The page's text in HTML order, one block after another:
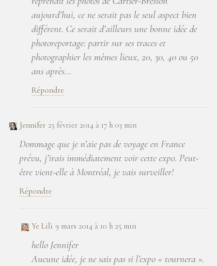
aujourd’hui, ce ne serait pas le seul aspect bien
différent. Ce serait d’ailleurs une bonne idée de
photoreportage: partir sur ses traces et
photographier les mêmes lieux, 20, 30, 40 ou 50
ans après…
Répondre
Jennifer 25 février 2014 à 17 h 03 min
Dommage que je n’aie pas de voyage en France
prévu, j’irais immédiatement voir cette expo. Peut-
être vient-elle à Montréal, je vais surveiller!
Répondre
Ye Lili 9 mars 2014 à 10 h 25 min
hello Jennifer
Aucune idée, je ne sais pas si l’expo « tournera ».